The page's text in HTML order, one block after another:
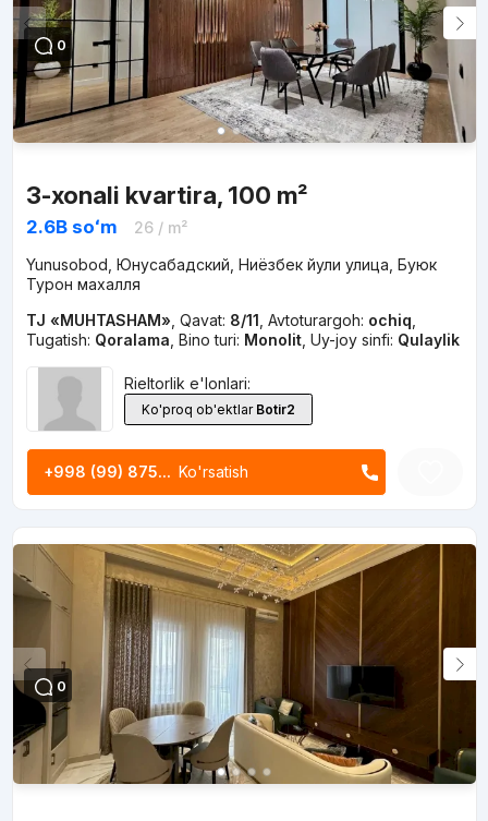
0
3-xonali kvartira, 100 m²
2.6B soʻm 26/ m²
Yunusobod, Юнусабадский, Ниёзбек йули улица, Буюк
Турон махалля
TJ «MUHTASHAM» Qavat: 8/11 Avtoturargoh: ochiq
Tugatish: Qoralama Bino turi: Monolit, Uy-joy sinfi: Qulaylik
Rieltorlik e'lonlari:
Ko'proq ob'ektlar Botir2
+998 (99) 875... Ko'rsatish
0